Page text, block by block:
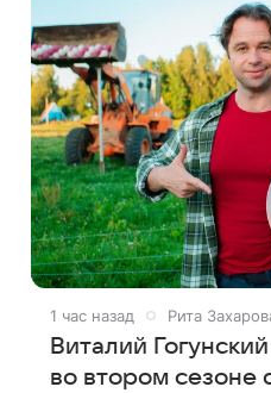
1 час назад Рита
Виталий
во втором сезоне